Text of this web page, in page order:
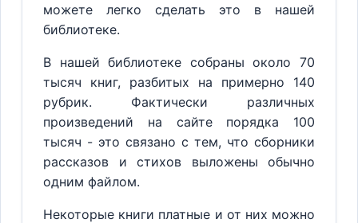
можете легко сделать это в нашей
библиотеке.
В нашей библиотеке собраны около 70
тысяч книг, разбитых на примерно 140
рубрик. Фактически различных
произведений на сайте порядка 100
тысяч - это связано с тем, что сборники
рассказов и стихов выложены обычно
одним файлом.
Некоторые книги платные и от них можно